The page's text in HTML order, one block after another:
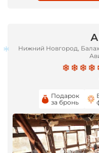
Нижний Новгород,
Подарок
за бронь
*